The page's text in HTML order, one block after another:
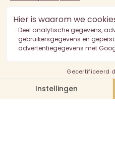
De verkoop van alcohol aan
verboden. Alcoholmisbruik is